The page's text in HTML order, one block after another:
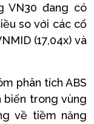
VN30 đang có
so với các cổ
(17,04x) và
phân tích ABS
biến trong vùng
về tiềm năng